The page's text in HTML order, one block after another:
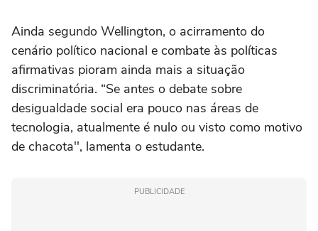
Ainda segundo Wellington, o acirramento do
cenário político nacional e combate às políticas
afirmativas pioram ainda mais a situação
discriminatória. “Se antes o debate sobre
desigualdade social era pouco nas áreas de
tecnologia, atualmente é nulo ou visto como motivo
de chacota'', lamenta o estudante.
PUBLICIDADE